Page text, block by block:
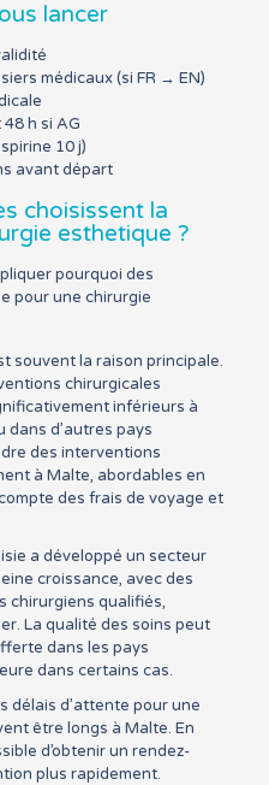
lancer
médicaux (si FR → EN)
h si AG
10 j)
avant départ
choisissent la
esthetique ?
pourquoi des
pour une chirurgie
souvent la raison principale.
chirurgicales
inférieurs à
dans d’autres pays
des interventions
à Malte, abordables en
des frais de voyage et
a développé un secteur
croissance, avec des
chirurgiens qualifiés,
La qualité des soins peut
dans les pays
dans certains cas.
délais d’attente pour une
être longs à Malte. En
d’obtenir un rendez-
plus rapidement.